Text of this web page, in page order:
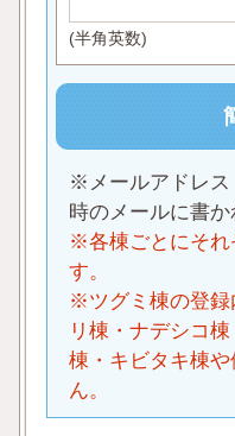
(半角英数)
※メールアドレス
時のメールに書か
※各棟ごとにそれ
す。
※ツグミ棟の登録
リ棟・ナデシコ
棟・キビタキ棟
ん。